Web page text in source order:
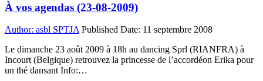
À vos agendas (23-08-2009)
Author: asbl SPTJA Published Date: 11 septembre 2008
Le dimanche 23 août 2009 à 18h au dancing Sprl (RIANFRA) à
Incourt (Belgique) retrouvez la princesse de l’accordéon Erika pour
un thé dansant Info:…